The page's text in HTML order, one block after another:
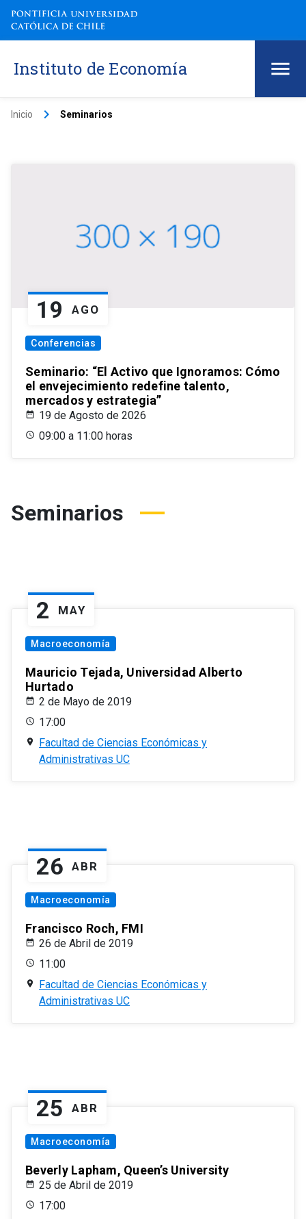
Instituto de Economía
Inicio keyboard_arrow_right Seminarios
19 AGO
Conferencias
Seminario: “El Activo que Ignoramos: Cómo
el envejecimiento redefine talento,
mercados y estrategia”
19 de Agosto de 2026
09:00 a 11:00 horas
Seminarios
2 MAY
Macroeconomía
Mauricio Tejada, Universidad Alberto
Hurtado
2 de Mayo de 2019
17:00
Facultad de Ciencias Económicas y
Administrativas UC
26 ABR
Macroeconomía
Francisco Roch, FMI
26 de Abril de 2019
11:00
Facultad de Ciencias Económicas y
Administrativas UC
25 ABR
Macroeconomía
Beverly Lapham, Queen’s University
25 de Abril de 2019
17:00